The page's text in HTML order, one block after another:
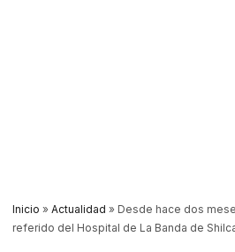
Inicio » Actualidad » Desde hace dos
referido del Hospital de La Banda de